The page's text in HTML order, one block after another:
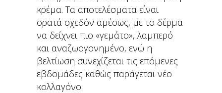
κρέμα. Τα αποτελέσματα είναι
ορατά σχεδόν αμέσως, με το δέρμα
να δείχνει πιο «γεμάτο», λαμπερό
και αναζωογονημένο, ενώ η
βελτίωση συνεχίζεται τις επόμενες
εβδομάδες καθώς παράγεται νέο
κολλαγόνο.